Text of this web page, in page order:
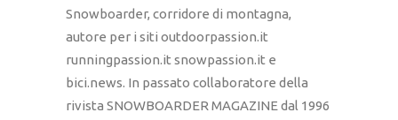
Snowboarder, corridore di montagna,
autore per i siti outdoorpassion.it
runningpassion.it snowpassion.it e
bici.news. In passato collaboratore della
rivista SNOWBOARDER MAGAZINE dal 1996